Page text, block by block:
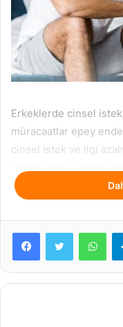
Erkeklerde cinsel
müracaatlar epey
cinsel istek ve ilgi
yetmezlik
Ayrıyeten
“erkeğin her vakit ve
biçimindeki cinsel
beklentiler erkeğin
mahzur olmaktadır.
Cinsel ilgi ve istek